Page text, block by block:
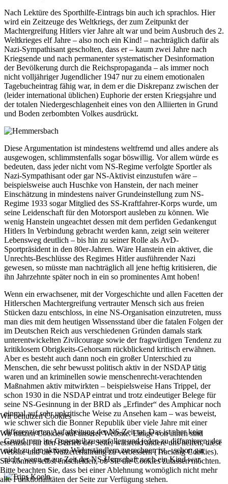
Nach Lektüre des Sporthilfe-Eintrags bin auch ich sprachlos. Hier
wird ein Zeitzeuge des Weltkriegs, der zum Zeitpunkt der
Machtergreifung Hitlers vier Jahre alt war und beim Ausbruch des 2.
Weltkrieges elf Jahre – also noch ein Kind! – nachträglich dafür als
Nazi-Sympathisant gescholten, dass er – kaum zwei Jahre nach
Kriegsende und nach permanenter systematischer Desinformation
der Bevölkerung durch die Reichspropaganda – als immer noch
nicht volljähriger Jugendlicher 1947 nur zu einem emotionalen
Tagebucheintrag fähig war, in dem er die Diskrepanz zwischen der
(leider international üblichen) Euphorie der ersten Kriegsjahre und
der totalen Niedergeschlagenheit eines von den Alliierten in Grund
und Boden zerbombten Volkes ausdrückt.
Diese Argumentation ist mindestens weltfremd und alles andere als
ausgewogen, schlimmstenfalls sogar böswillig. Vor allem würde es
bedeuten, dass jeder nicht vom NS-Regime verfolgte Sportler als
Nazi-Sympathisant oder gar NS-Aktivist einzustufen wäre –
beispielsweise auch Huschke von Hanstein, der nach meiner
Einschätzung in mindestens naiver Grundeinstellung zum NS-
Regime 1933 sogar Mitglied des SS-Kraftfahrer-Korps wurde, um
seine Leidenschaft für den Motorsport ausleben zu können. Wie
wenig Hanstein ungeachtet dessen mit dem perfiden Gedankengut
Hitlers In Verbindung gebracht werden kann, zeigt sein weiterer
Lebensweg deutlich – bis hin zu seiner Rolle als AvD-
Sportpräsident in den 80er-Jahren. Wäre Hanstein ein aktiver, die
Unrechts-Beschlüsse des Regimes Hitler ausführender Nazi
gewesen, so müsste man nachträglich all jene heftig kritisieren, die
ihn Jahrzehnte später noch in ein so prominentes Amt hoben!
Wenn ein erwachsener, mit der Vorgeschichte und allen Facetten der
Hitlerschen Machtergreifung vertrauter Mensch sich aus freien
Stücken dazu entschloss, in eine NS-Organisation einzutreten, muss
man dies mit dem heutigen Wissensstand über die fatalen Folgen der
im Deutschen Reich aus verschiedenen Gründen damals stark
unterentwickelten Zivilcourage sowie der fragwürdigen Tendenz zu
kritiklosem Obrigkeits-Gehorsam rückblickend kritisch erwähnen.
Aber es besteht auch dann noch ein großer Unterschied zu
Menschen, die sehr bewusst politisch aktiv in der NSDAP tätig
waren und an kriminellen sowie menschenrecht-verachtenden
Maßnahmen aktiv mitwirkten – beispielsweise Hans Trippel, der
schon 1930 in die NSDAP eintrat und trotz eindeutiger Belege für
seine NS-Gesinnung in der BRD als „Erfinder“ des Amphicar noch
einmal auf sehr unkritische Weise zu Ansehen kam – was beweist,
wie schwer sich die Bonner Republik über viele Jahre mit einer
differenzierten Aufarbeitung der NS-Zeit tat. Das ist aber kein
Grund, nun ins Gegenteil zu verfallen und jeden zu diffamieren, der
nicht zu den aktiven Widerständlern zu rechnen ist – schon gar
nicht, wenn er zur Zeit der NS-Herrschaft noch ein Kind war.
Wir benutzen Cookies
Wir nutzen Cookies auf unserer Website. Einige von ihnen sind
essenziell für den Betrieb der Seite, während andere uns helfen, diese
Website und die Nutzererfahrung zu verbessern (Tracking Cookies).
Sie können selbst entscheiden, ob Sie die Cookies zulassen möchten.
Bitte beachten Sie, dass bei einer Ablehnung womöglich nicht mehr
alle Funktionalitäten der Seite zur Verfügung stehen.